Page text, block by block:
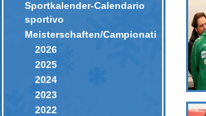
Sportkalender-Calendario
sportivo
Meisterschaften/Campionati
2026
2025
2024
2023
2022